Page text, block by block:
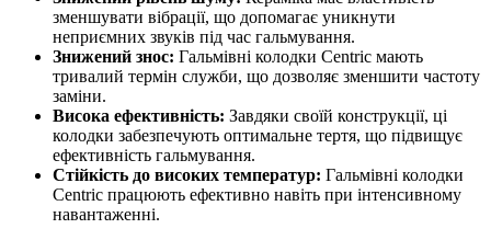
зменшувати вібрації, що допомагає уникнути
неприємних звуків під час гальмування.
Знижений знос: Гальмівні колодки Centric мають
тривалий термін служби, що дозволяє зменшити частоту
заміни.
Висока ефективність: Завдяки своїй конструкції, ці
колодки забезпечують оптимальне тертя, що підвищує
ефективність гальмування.
Стійкість до високих температур: Гальмівні колодки
Centric працюють ефективно навіть при інтенсивному
навантаженні.